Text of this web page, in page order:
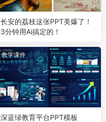
长安的荔枝这张PPT美爆了！
3分钟用Ai搞定的！
教学课件
深蓝绿教育平台PPT模板